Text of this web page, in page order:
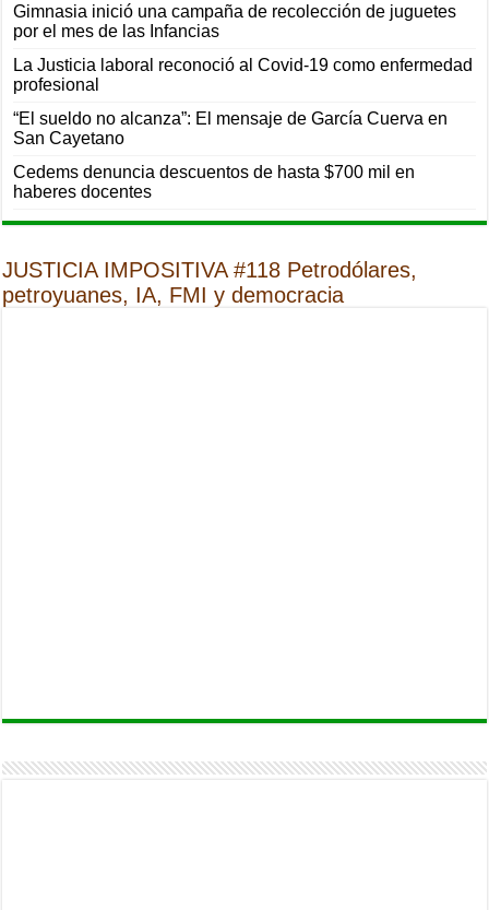
Gimnasia inició una campaña de recolección de juguetes
por el mes de las Infancias
La Justicia laboral reconoció al Covid-19 como enfermedad
profesional
“El sueldo no alcanza”: El mensaje de García Cuerva en
San Cayetano
Cedems denuncia descuentos de hasta $700 mil en
haberes docentes
JUSTICIA IMPOSITIVA #118 Petrodólares,
petroyuanes, IA, FMI y democracia